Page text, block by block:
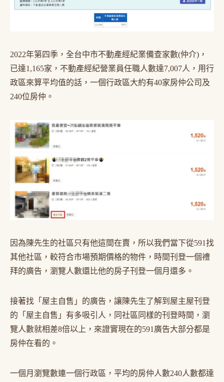
2022年第四季，全台中市不動產經紀業備查家數(仲介)，
已達1,165家，不動產經紀營業員任職人數達7,007人，用行
政區來算平均值的話，一個行政區大約有40家房仲公司及
240位房仲。
因為陳先生的社區只有他這間在賣，所以我們當下從591找
其他社區，較符合市場預期價格的物件，時間刊登一個禮
拜的廣告，瀏覽人數還比他的房子刊登一個月還多。
接著找「屋主自售」的廣告，讓陳先生了解到屋主屋刊登
的「屋主自售」有多吸引人，同社區同樣的刊登時間，瀏
覽人數就相差8倍以上，來證實現在的591廣告大部分都是
房仲在看的。
一個月瀏覽數連一個行政區，平均的房仲人數240人數都達